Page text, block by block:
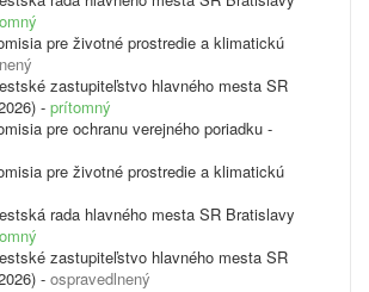
pre životné prostredie a klimatickú
zastupiteľstvo hlavného mesta SR
- prítomný
pre ochranu verejného poriadku -
pre životné prostredie a klimatickú
rada hlavného mesta SR Bratislavy
zastupiteľstvo hlavného mesta SR
- ospravedlnený